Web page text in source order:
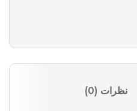
نظرات (0)